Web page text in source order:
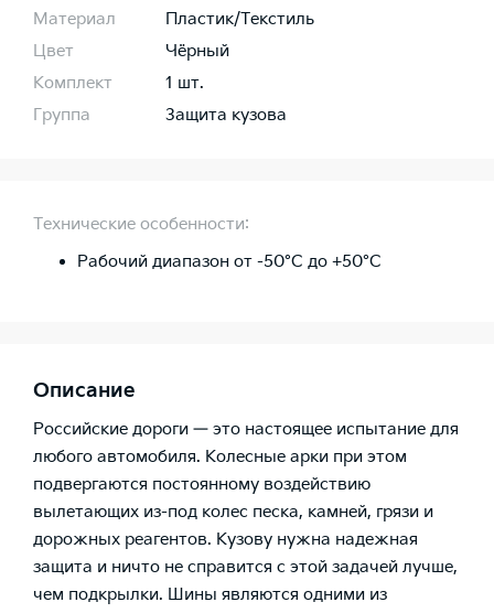
Материал
Пластик/Текстиль
Цвет
Чёрный
Комплект
1 шт.
Группа
Защита кузова
Технические особенности:
Рабочий диапазон от -50°C до +50°C
Описание
Российские дороги — это настоящее испытание для
любого автомобиля. Колесные арки при этом
подвергаются постоянному воздействию
вылетающих из-под колес песка, камней, грязи и
дорожных реагентов. Кузову нужна надежная
защита и ничто не справится с этой задачей лучше,
чем подкрылки. Шины являются одними из